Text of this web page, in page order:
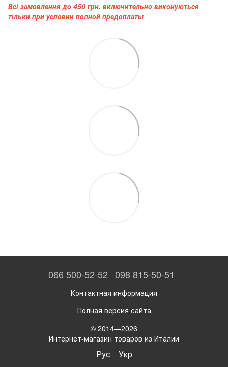
Всі замовлення до 450 грн. включительно виконуються
тільки при условии полной предоплаты
066 500-52-52 098 815-50-51
Контактная информация
Полная версия сайта
© 2014—2026
Интернет-магазин товаров из Италии
Рус Укр